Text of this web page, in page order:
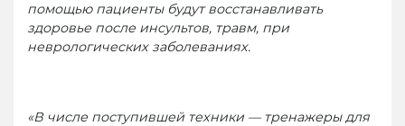
помощью пациенты будут восстанавливать
здоровье после инсультов, травм, при
неврологических заболеваниях.
«В числе поступившей техники — тренажеры для